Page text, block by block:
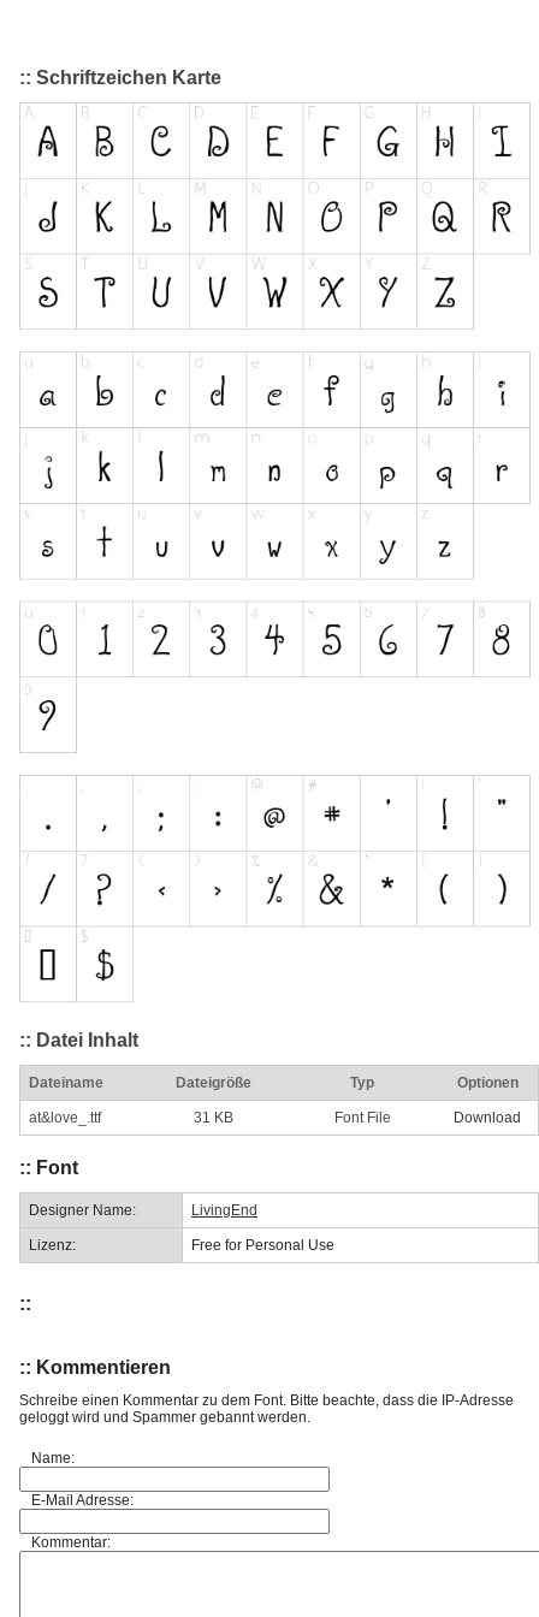
:: Schriftzeichen Karte
:: Datei Inhalt
Dateiname Dateigröße Typ Optionen
at&love_.ttf 31 KB Font File Download
:: Font
Designer Name: LivingEnd
Lizenz: Free for Personal Use
::
:: Kommentieren
Schreibe einen Kommentar zu dem Font. Bitte beachte, dass die IP-Adresse
geloggt wird und Spammer gebannt werden.
Name:
E-Mail Adresse:
Kommentar: